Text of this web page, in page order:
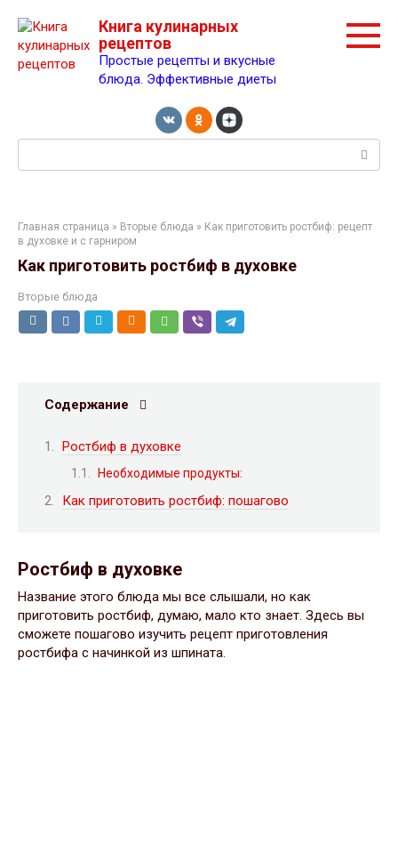
контенту
Книга кулинарных
рецептов
Простые рецепты и вкусные
блюда. Эффективные диеты
Главная страница » Вторые блюда » Как приготовить ростбиф: рецепт
в духовке и с гарниром
Как приготовить ростбиф в духовке
Вторые блюда
Содержание
Ростбиф в духовке
Необходимые продукты:
Как приготовить ростбиф: пошагово
Ростбиф в духовке
Название этого блюда мы все слышали, но как
приготовить ростбиф, думаю, мало кто знает. Здесь вы
сможете пошагово изучить рецепт приготовления
ростбифа с начинкой из шпината.